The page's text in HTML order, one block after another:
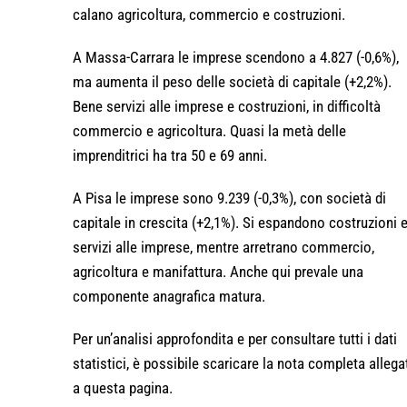
calano agricoltura, commercio e costruzioni.
A Massa-Carrara le imprese scendono a 4.827 (-0,6%),
ma aumenta il peso delle società di capitale (+2,2%).
Bene servizi alle imprese e costruzioni, in difficoltà
commercio e agricoltura. Quasi la metà delle
imprenditrici ha tra 50 e 69 anni.
A Pisa le imprese sono 9.239 (-0,3%), con società di
capitale in crescita (+2,1%). Si espandono costruzioni e
servizi alle imprese, mentre arretrano commercio,
agricoltura e manifattura. Anche qui prevale una
componente anagrafica matura.
Per un’analisi approfondita e per consultare tutti i dati
statistici, è possibile scaricare la nota completa
a questa pagina.